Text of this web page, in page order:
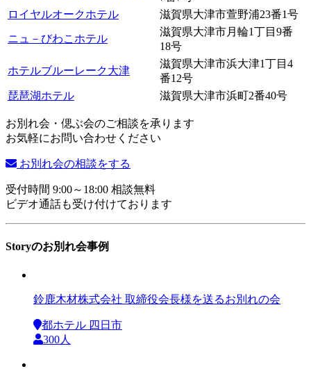
ロイヤルオークホテル
滋賀県大津市萱野浦23番1号
ニュ－びわこホテル
滋賀県大津市月輪1丁目9番
18号
ホテルブルーレーク大津
滋賀県大津市浜大津1丁目4
番12号
琵琶湖ホテル
滋賀県大津市浜町2番40号
お別れ会・偲ぶ会のご相談を承ります
お気軽にお問い合わせください
お別れ会の相談をする
受付時間 9:00～18:00 相談無料
ビデオ通話も受け付けております
Storyのお別れ会事例
鈴鹿木材株式会社 取締役会長様を送るお別れの会
都ホテル 四日市
300人